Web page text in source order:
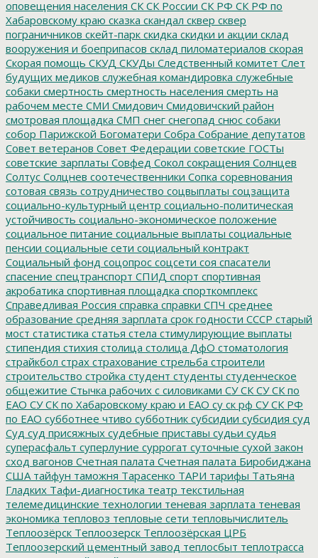
оповещения населения СКСК России СК РФ СК РФ по
Хабаровскому краю сказка скандал сквер сквер
пограничников скейт-парк скидка скидки и акции склад
вооружения и боеприпасов склад пиломатериалов скорая
Скорая помощь СКУД СКУДы Следственный комитет Слет
будущих медиков служебная командировка служебные
собаки смертность смертность населения смерть на
рабочем месте СМИ Смидович Смидовичский район
смотровая площадка СМП снег снегопад снюс собаки
собор Парижской Богоматери Собра Собрание депутатов
Совет ветеранов Совет Федерации советские ГОСТы
советские зарплаты Совфед Сокол сокращения Солнцев
Солтус Солцнев соотечественники Сопка соревнования
сотовая связь сотрудничество соцвыплаты соцзащита
социально-культурный центр социально-политическая
устойчивость социально-экономическое положение
социальное питание социальные выплаты социальные
пенсии социальные сети социальный контракт
Социальный фонд соцопрос соцсети соя спасатели
спасение спецтранспорт СПИД спорт спортивная
акробатика спортивная площадка спорткомплекс
Справедливая Россия справка справки СПЧ среднее
образование средняя зарплата срок годности СССР старый
мост статистика статья стела стимулирующие выплаты
стипендия стихия столица столица ДфО стоматология
страйкбол страх страхование стрельба строители
строительство стройка студент студенты студенческое
общежитие Стычка рабочих с силовиками СУ СКСУ СК по
ЕАО СУ СК по Хабаровскому краю и ЕАО су ск рф СУ СК РФ
по ЕАО субботнее чтиво субботник субсидии субсидия суд
Суд суд присяжных судебные приставы судьи судья
суперасфальт суперлуние суррогат суточные сухой закон
сход вагонов Счетная палата Счетная палата Биробиджана
СШАтайфун таможня Тарасенко ТАРИ тарифы Татьяна
Гладких Тафи-диагностика театр текстильная
телемедицинские технологии теневая зарплата теневая
экономика тепловоз тепловые сети тепловычислитель
Теплоозёрск Теплоозерск Теплоозёрская ЦРБ
Теплоозерский цементный завод теплосбыт теплотрасса